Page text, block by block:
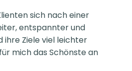
sich nach einer
entspannter und
ihre Ziele viel leichter
mich das Schönste an